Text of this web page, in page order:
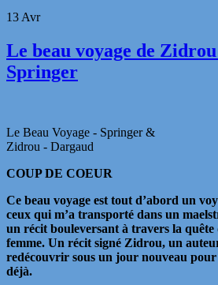
13 Avr
Le beau voyage de
Springer
Le Beau Voyage - Springer &
Zidrou - Dargaud
COUP DE COEUR
Ce beau voyage est tout d’abord un
ceux qui m’a transporté dans un
un récit bouleversant à travers la quête
femme. Un récit signé Zidrou, un
redécouvrir sous un jour nouveau pour
déjà.